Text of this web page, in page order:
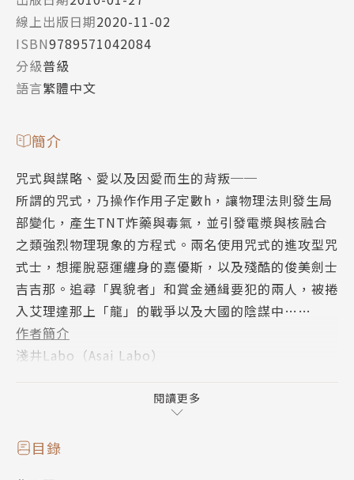
線上出版日期2020-11-02
ISBN9789571042084
分級普級
語言繁體中文
簡介
咒式與謀略、愛以及因愛而生的背叛──
所謂的咒式，乃操作作用子定數h，讓物理法則發生局
部變化，產生TNT炸藥與毒氣，並引發電漿與核融合
之類強烈物理現象的方程式。兩名使用咒式的進攻型咒
式士，想擺脫惡運纏身的嘉優斯，以及殘酷的俊美劍士
吉吉那。追尋「異貌者」和賞金通緝要犯的兩人，被捲
入艾理達那上「龍」的戰爭以及大國的陰謀中……
作者簡介
淺井Labo（Asai Labo）
名。不知道CanCam和AneCan人氣模特兒是誰的作家
第一名。對給突然造訪的客人的簡單小菜排名完全沒興
趣的作家第一名。媽媽不想給純真孩子們看的作品作家
閱讀更多
目錄